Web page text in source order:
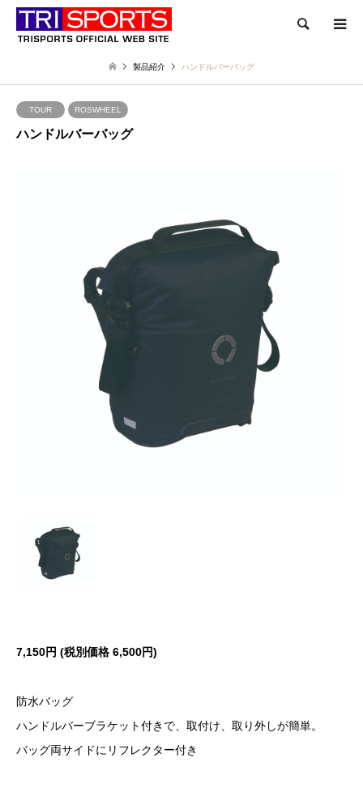
検索
製品紹介 ハンドルバーバッグ
TOUR ROSWHEEL
ハンドルバーバッグ
7,150円 (税別価格 6,500円)
防水バッグ
ハンドルバーブラケット付きで、取付け、取り外しが簡単。
バッグ両サイドにリフレクター付き